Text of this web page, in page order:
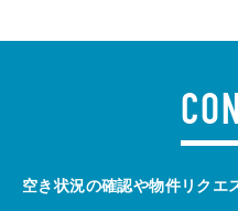
空き状況の確認や物件リクエ